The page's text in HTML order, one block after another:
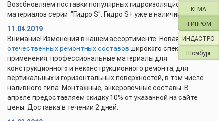
KEMA
ТИПРОМ
ИНДАСТРО
Шомбург
Возобновляем поставки популярных гидроизоляционных
материалов серии "Гидро S". Гидро S+ уже в наличии.
11.04.2019
Внимание! Изменения в нашем ассортименте. Новая линейка
отечественных ремонтных составов широкого спектра
применения. профессиональные материалы для
конструкционного и неконструкционного ремонта, для
вертикальных и горизонтальных поверхностей, в том числе
наливного типа. Монтажные, анкеровочные составы. В
апреле предоставляем скидку 10% от указанной на сайте
цены. Доставка в течении 2 дней.